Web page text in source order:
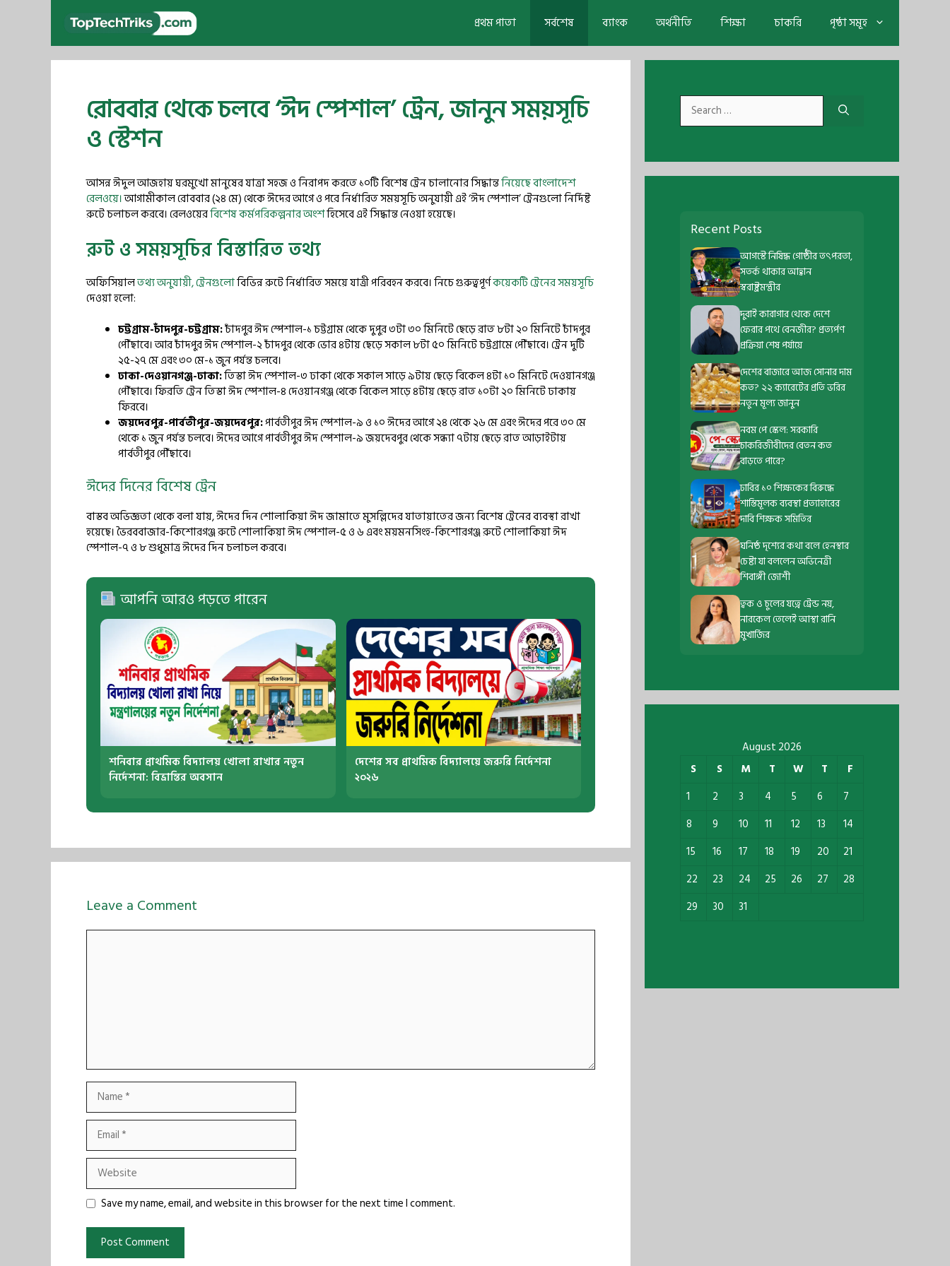
প্রথম পাতা সর্বশেষ ব্যাংক অর্থনীতি শিক্ষা চাকরি পৃষ্ঠা সমূহ
রোববার থেকে চলবে ‘ঈদ স্পেশাল’ ট্রেন, জানুন সময়সূচি
ও স্টেশন
আসন্ন ঈদুল আজহায় ঘরমুখো মানুষের যাত্রা সহজ ও নিরাপদ করতে ১০টি বিশেষ ট্রেন চালানোর সিদ্ধান্তনিয়েছে বাংলাদেশ
রেলওয়ে।আগামীকাল রোববার (২৪ মে) থেকে ঈদের আগে ও পরে নির্ধারিত সময়সূচি অনুযায়ী এই ‘ঈদ স্পেশাল’ ট্রেনগুলো নির্দিষ্ট
রুটে চলাচল করবে। রেলওয়েরবিশেষ কর্মপরিকল্পনার অংশহিসেবে এই সিদ্ধান্ত নেওয়া হয়েছে।
রুট ও সময়সূচির বিস্তারিত তথ্য
অফিসিয়ালতথ্য অনুযায়ী, ট্রেনগুলোবিভিন্ন রুটে নির্ধারিত সময়ে যাত্রী পরিবহন করবে। নিচে গুরুত্বপূর্ণকয়েকটি ট্রেনের সময়সূচি
দেওয়া হলো:
চট্টগ্রাম-চাঁদপুর-চট্টগ্রাম:চাঁদপুর ঈদ স্পেশাল-১ চট্টগ্রাম থেকে দুপুর ৩টা ৩০ মিনিটে ছেড়ে রাত ৮টা ২০ মিনিটে চাঁদপুর
পৌঁছাবে। আর চাঁদপুর ঈদ স্পেশাল-২ চাঁদপুর থেকে ভোর ৪টায় ছেড়ে সকাল ৮টা ৫০ মিনিটে চট্টগ্রামে পৌঁছাবে। ট্রেন দুটি
২৫-২৭ মে এবং ৩০ মে-১ জুন পর্যন্ত চলবে।
ঢাকা-দেওয়ানগঞ্জ-ঢাকা:তিস্তা ঈদ স্পেশাল-৩ ঢাকা থেকে সকাল সাড়ে ৯টায় ছেড়ে বিকেল ৪টা ১০ মিনিটে দেওয়ানগঞ্জ
পৌঁছাবে। ফিরতি ট্রেন তিস্তা ঈদ স্পেশাল-৪ দেওয়ানগঞ্জ থেকে বিকেল সাড়ে ৪টায় ছেড়ে রাত ১০টা ২০ মিনিটে ঢাকায়
ফিরবে।
জয়দেবপুর-পার্বতীপুর-জয়দেবপুর:পার্বতীপুর ঈদ স্পেশাল-৯ ও ১০ ঈদের আগে ২৪ থেকে ২৬ মে এবং ঈদের পরে ৩০ মে
থেকে ১ জুন পর্যন্ত চলবে। ঈদের আগে পার্বতীপুর ঈদ স্পেশাল-৯ জয়দেবপুর থেকে সন্ধ্যা ৭টায় ছেড়ে রাত আড়াইটায়
পার্বতীপুর পৌঁছাবে।
ঈদের দিনের বিশেষ ট্রেন
বাস্তব অভিজ্ঞতা থেকে বলা যায়, ঈদের দিন শোলাকিয়া ঈদ জামাতে মুসল্লিদের যাতায়াতের জন্য বিশেষ ট্রেনের ব্যবস্থা রাখা
হয়েছে। ভৈরববাজার-কিশোরগঞ্জ রুটে শোলাকিয়া ঈদ স্পেশাল-৫ ও ৬ এবং ময়মনসিংহ-কিশোরগঞ্জ রুটে শোলাকিয়া ঈদ
স্পেশাল-৭ ও ৮ শুধুমাত্র ঈদের দিন চলাচল করবে।
আপনি আরও পড়তে পারেন
শনিবার প্রাথমিক বিদ্যালয় খোলা রাখার নতুন
নির্দেশনা: বিভ্রান্তির অবসান
দেশের সব প্রাথমিক বিদ্যালয়ে জরুরি নির্দেশনা
২০২৬
Leave a Comment
Comment
Name
Email
Website
Save my name, email, and website in this browser for the next time I comment.
Search
for:
Recent Posts
আগস্টে নিষিদ্ধ গোষ্ঠীর তৎপরতা,
সতর্ক থাকার আহ্বান
স্বরাষ্ট্রমন্ত্রীর
দুবাই কারাগার থেকে দেশে
ফেরার পথে বেনজীর? প্রত্যর্পণ
প্রক্রিয়া শেষ পর্যায়ে
দেশের বাজারে আজ সোনার দাম
কত? ২২ ক্যারেটের প্রতি ভরির
নতুন মূল্য জানুন
নবম পে স্কেল: সরকারি
চাকরিজীবীদের বেতন কত
বাড়তে পারে?
ঢাবির ১০ শিক্ষকের বিরুদ্ধে
শাস্তিমূলক ব্যবস্থা প্রত্যাহারের
দাবি শিক্ষক সমিতির
ঘনিষ্ঠ দৃশ্যের কথা বলে হেনস্থার
চেষ্টা যা বললেন অভিনেত্রী
শিবাঙ্গী জোশী
ত্বক ও চুলের যত্নে ট্রেন্ড নয়,
নারকেল তেলেই আস্থা রানি
মুখার্জির
August 2026
S
S M T W T
F
1
2 3 4 5 6
7
8
9 10 11 12 13
14
15
16 17 18 19 20
21
22
23 24 25 26 27
28
29
30 31